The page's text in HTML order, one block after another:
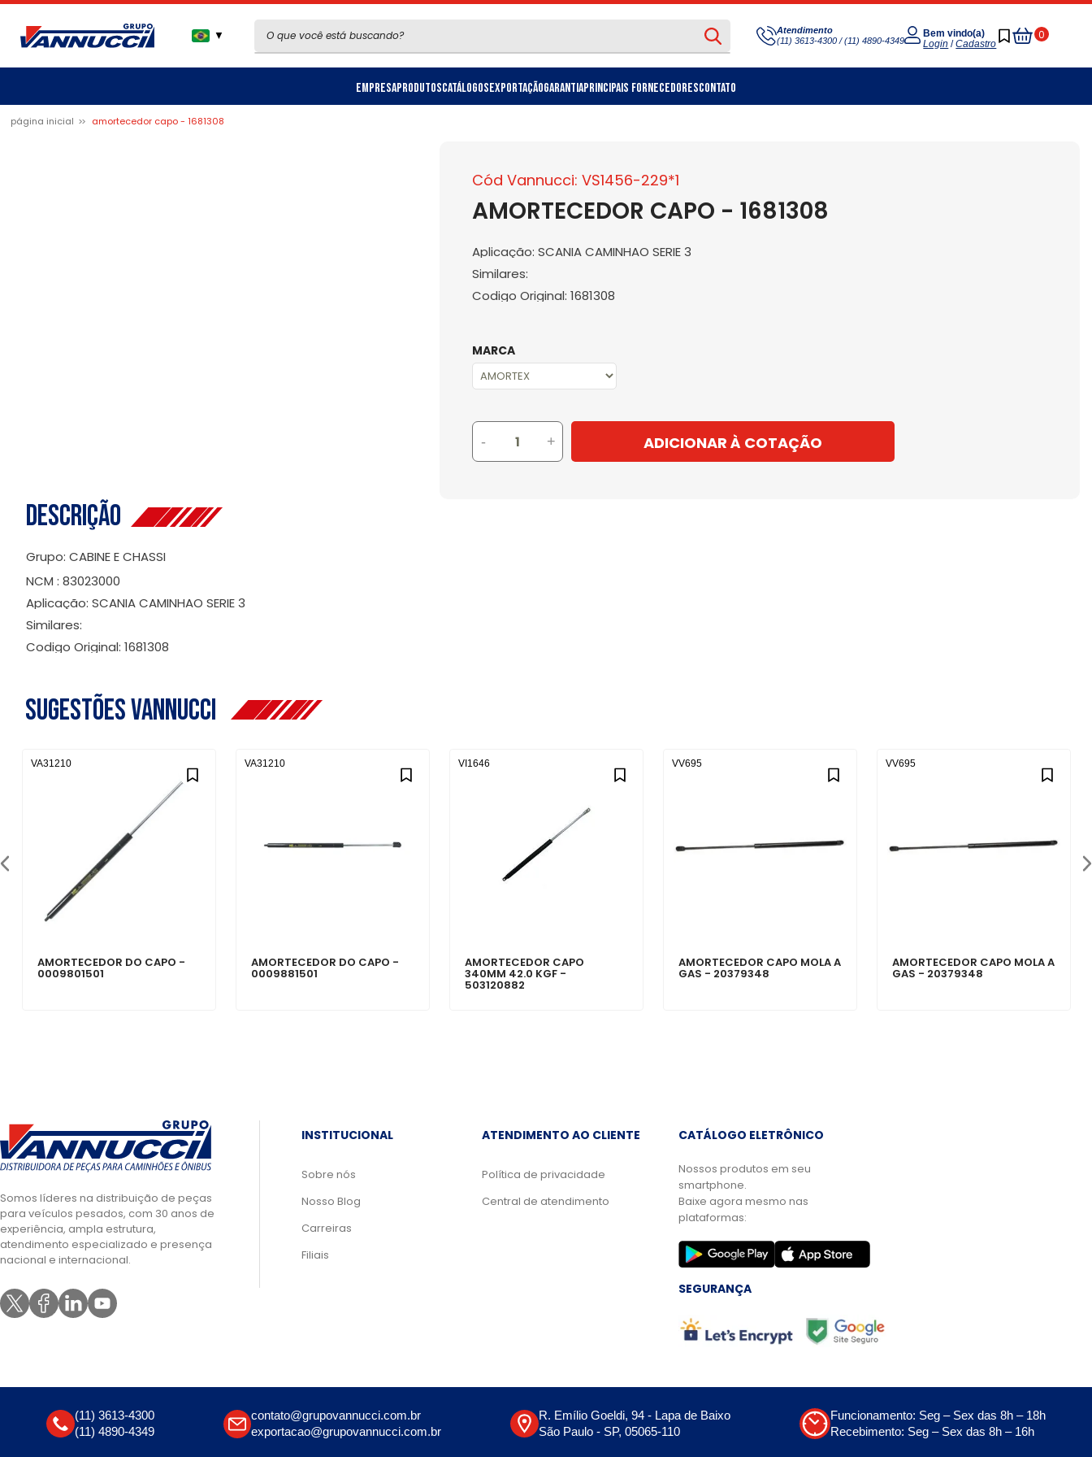
▼
Atendimento
(11) 3613-4300 / (11) 4890-4349
Bem vindo(a)
Login /Cadastro
0
Meu
Carrinho
EmpresaProdutosCatálogosExportaçãoGarantiaPrincipais FornecedoresContato
página inicial amortecedor capo - 1681308
Cód Vannucci: VS1456-229*1
AMORTECEDOR CAPO - 1681308
Aplicação: SCANIA CAMINHAO SERIE 3
Similares:
Codigo Original: 1681308
MARCA
- + ADICIONAR À COTAÇÃO
Descrição
Grupo: CABINE E CHASSI
NCM : 83023000
Aplicação: SCANIA CAMINHAO SERIE 3
Similares:
Codigo Original: 1681308
Sugestões Vannucci
AMORTECEDOR DO CAPO -
0009801501
VA31210
AMORTECEDOR DO CAPO -
0009881501
VA31210
AMORTECEDOR CAPO
340MM 42.0 KGF -
503120882
VI1646
AMORTECEDOR CAPO MOLA A
GAS - 20379348
VV695
AMORTECEDOR CAPO MOLA A
GAS - 20379348
VV695
Somos líderes na distribuição de peças
para veículos pesados, com 30 anos de
experiência, ampla estrutura,
atendimento especializado e presença
nacional e internacional.
INSTITUCIONAL
Sobre nós
Nosso Blog
Carreiras
Filiais
ATENDIMENTO AO CLIENTE
Política de privacidade
Central de atendimento
CATÁLOGO ELETRÔNICO
Nossos produtos em seu
smartphone.
Baixe agora mesmo nas
plataformas:
SEGURANÇA
(11) 3613-4300
(11) 4890-4349
contato@grupovannucci.com.br
exportacao@grupovannucci.com.br
R. Emílio Goeldi, 94 - Lapa de Baixo
São Paulo - SP, 05065-110
Funcionamento: Seg – Sex das 8h – 18h
Recebimento: Seg – Sex das 8h – 16h